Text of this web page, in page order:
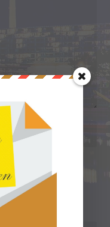
Browser für